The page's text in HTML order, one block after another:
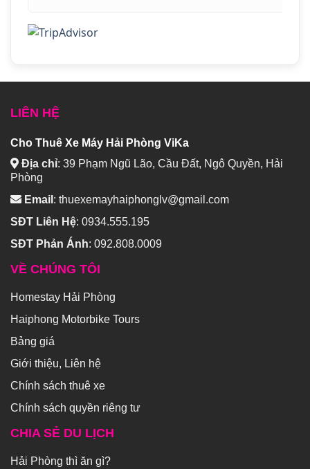
LIÊN HỆ
Cho Thuê Xe Máy Hải Phòng ViKa
Địa chỉ: 39 Phạm Ngũ Lão, Cầu Đất, Ngô Quyền, Hải
Phòng
Email : thuexemayhaiphonglv@gmail.com
SĐT Liên Hệ: 0934.555.195
SĐT Phản Ánh: 092.808.0009
VỀ CHÚNG TÔI
Homestay Hải Phòng
Haiphong Motorbike Tours
Bảng giá
Giới thiệu, Liên hệ
Chính sách thuê xe
Chính sách quyền riêng tư
CHIA SẺ DU LỊCH
Hải Phòng thì ăn gì?